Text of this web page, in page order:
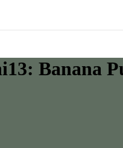
Banana